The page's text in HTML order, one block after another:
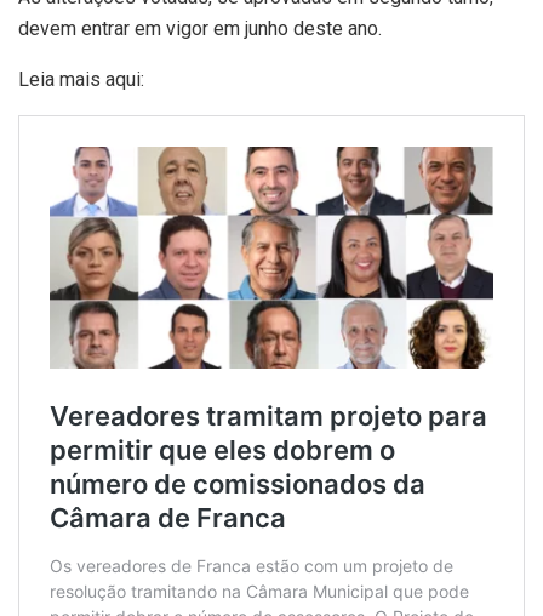
devem entrar em vigor em junho deste ano.
Leia mais aqui: